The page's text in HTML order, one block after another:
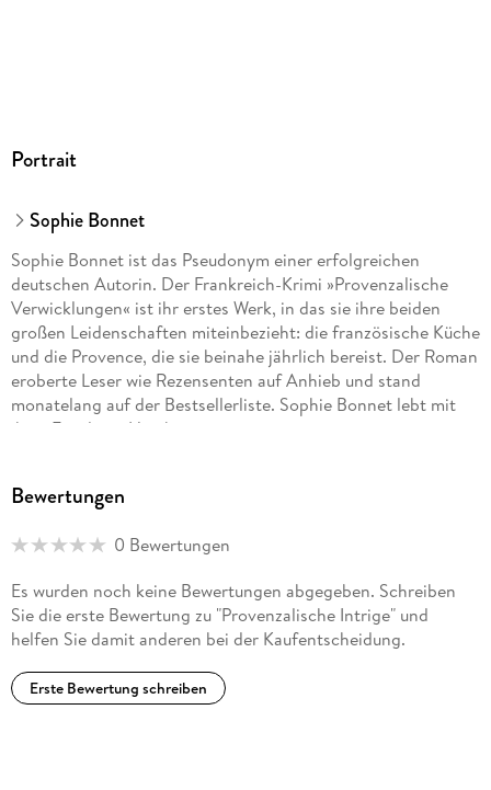
Portrait
Sophie Bonnet
Sophie Bonnet ist das Pseudonym einer erfolgreichen
deutschen Autorin. Der Frankreich-Krimi »Provenzalische
Verwicklungen« ist ihr erstes Werk, in das sie ihre beiden
großen Leidenschaften miteinbezieht: die französische Küche
und die Provence, die sie beinahe jährlich bereist. Der Roman
eroberte Leser wie Rezensenten auf Anhieb und stand
monatelang auf der Bestsellerliste. Sophie Bonnet lebt mit
ihrer Familie in Hamburg.
Bewertungen
0 Bewertungen
Es wurden noch keine Bewertungen abgegeben. Schreiben
Sie die erste Bewertung zu "Provenzalische Intrige" und
helfen Sie damit anderen bei der Kaufentscheidung.
Erste Bewertung schreiben